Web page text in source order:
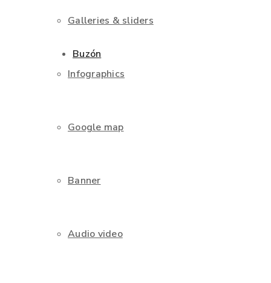
Galleries & sliders
Infographics
Google map
Banner
Audio video
Buzón